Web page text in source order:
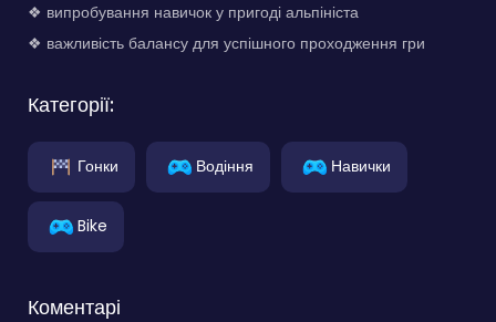
❖ випробування навичок у пригоді альпініста
❖ важливість балансу для успішного проходження гри
Категорії:
Гонки Водіння Навички
Bike
Коментарі